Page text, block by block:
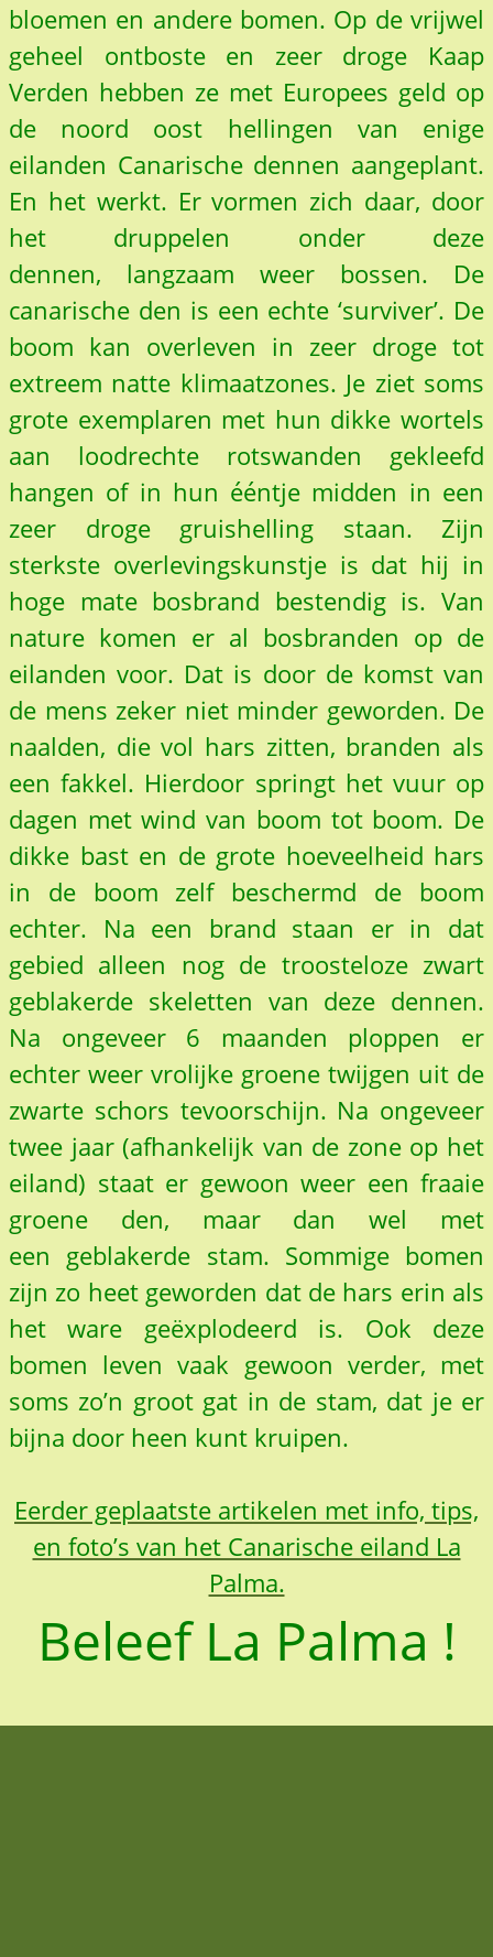
bloemen en andere bomen. Op de vrijwel
geheel ontboste en zeer droge Kaap
Verden hebben ze met Europees geld op
de noord oost hellingen van enige
eilanden Canarische dennen aangeplant.
En het werkt. Er vormen zich daar, door
het druppelen onder deze
dennen, langzaam weer bossen. De
canarische den is een echte ‘surviver’. De
boom kan overleven in zeer droge tot
extreem natte klimaatzones. Je ziet soms
grote exemplaren met hun dikke wortels
aan loodrechte rotswanden gekleefd
hangen of in hun ééntje midden in een
zeer droge gruishelling staan. Zijn
sterkste overlevingskunstje is dat hij in
hoge mate bosbrand bestendig is. Van
nature komen er al bosbranden op de
eilanden voor. Dat is door de komst van
de mens zeker niet minder geworden. De
naalden, die vol hars zitten, branden als
een fakkel. Hierdoor springt het vuur op
dagen met wind van boom tot boom. De
dikke bast en de grote hoeveelheid hars
in de boom zelf beschermd de boom
echter. Na een brand staan er in dat
gebied alleen nog de troosteloze zwart
geblakerde skeletten van deze dennen.
Na ongeveer 6 maanden ploppen er
echter weer vrolijke groene twijgen uit de
zwarte schors tevoorschijn. Na ongeveer
twee jaar (afhankelijk van de zone op het
eiland) staat er gewoon weer een fraaie
groene den, maar dan wel met
een geblakerde stam. Sommige bomen
zijn zo heet geworden dat de hars erin als
het ware geëxplodeerd is. Ook deze
bomen leven vaak gewoon verder, met
soms zo’n groot gat in de stam, dat je er
bijna door heen kunt kruipen.
Eerder geplaatste artikelen met info, tips,
en foto’s van het Canarische eiland La
Palma.
Beleef La Palma !